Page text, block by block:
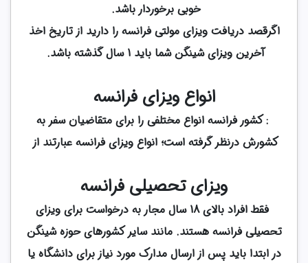
خوبی برخوردار باشد.
اگرقصد دریافت ویزای مولتی فرانسه را دارید از تاریخ اخذ
آخرین ویزای شینگن شما باید 1 سال گذشته باشد.
انواع ویزای فرانسه
: کشور فرانسه انواع مختلفی را برای متقاضیان سفر به
کشورش درنظر گرفته است؛ انواع ویزای فرانسه عبارتند از
ویزای تحصیلی فرانسه
فقط افراد بالای 18 سال مجار به درخواست برای ویزای
تحصیلی فرانسه هستند. مانند سایر کشورهای حوزه شینگن
در ابتدا باید پس از ارسال مدارک مورد نیاز برای دانشگاه یا